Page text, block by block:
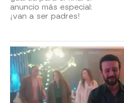
anuncio más especial:
¡van a ser padres!